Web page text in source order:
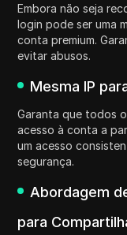
Embora não seja
login pode ser uma
conta premium.
evitar abusos.
Mesma IP
Garanta que todos
acesso à conta a
um acesso
segurança.
Abordagem
para